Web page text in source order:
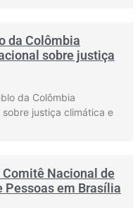
da Colômbia
sobre justiça
da Colômbia
justiça climática e
Nacional de
Pessoas em Brasília